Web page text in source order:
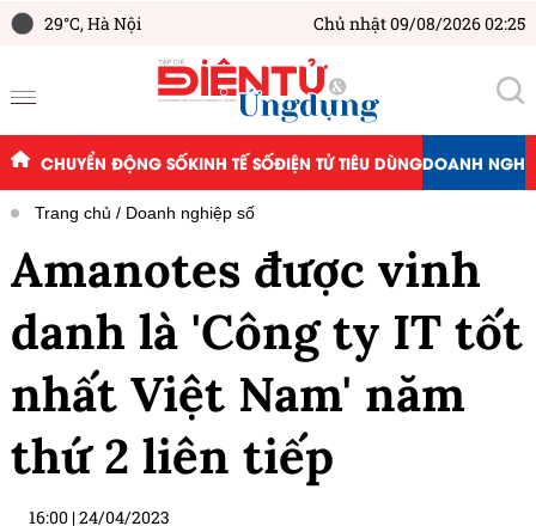
29°C,Hà Nội Chủ nhật 09/08/2026 02:25
CHUYỂN ĐỘNG SỐKINH TẾ SỐĐIỆN TỬ TIÊU DÙNGDOANH
Trang chủ Doanh nghiệp số
Amanotes được vinh
danh là 'Công ty IT tốt
nhất Việt Nam' năm
thứ 2 liên tiếp
16:00 |24/04/2023